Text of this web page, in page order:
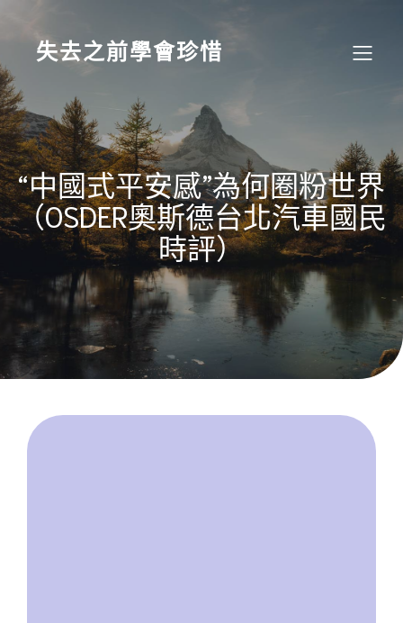
content
失去之前學會珍惜
“中國式平安感”為何圈粉世界
（OSDER奧斯德台北汽車國民
時評）